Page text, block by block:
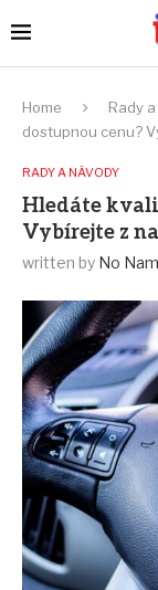
Home Rady
dostupnou cenu?
RADY A NÁVODY
Hledáte
Vybírejte z
written by No